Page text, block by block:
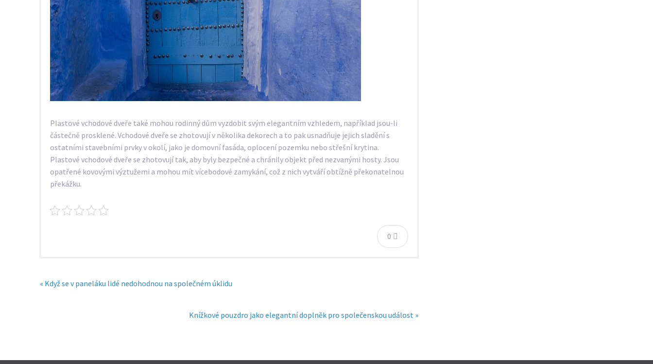
Plastové vchodové dveře také mohou rodinný dům vyzdobit svým elegantním vzhledem, například jsou-li
částečně prosklené. Vchodové dveře se zhotovují v několika dekorech a to pak usnadňuje jejich sladění s
ostatními stavebními prvky v okolí, jako je domovní fasáda, oplocení pozemku nebo střešní krytina.
Plastové vchodové dveře se zhotovují tak, aby byly bezpečné a chránily objekt před nezvanými hosty. Jsou
opatřené kovovými výztužemi a mohou mít vícebodové zamykání, což z nich vytváří obtížně překonatelnou
překážku.
0
« Když se v paneláku lidé nedohodnou na společném úklidu
Knížkové pouzdro jako elegantní doplněk pro společenskou událost »